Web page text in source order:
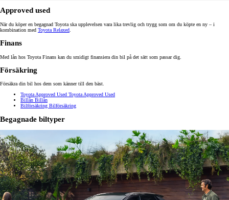
Approved used
När du köper en begagnad Toyota ska upplevelsen vara lika trevlig och trygg som om du köpte en ny – i
kombination med Toyota Relaxed
Finans
Med lån hos Toyota Finans kan du smidigt finansiera din bil på det sätt som passar dig.
Försäkring
Försäkra din bil hos dem som känner till den bäst.
Toyota Approved Used Toyota Approved Used
Billån Billån
Bilförsäkring Bilförsäkring
Begagnade biltyper